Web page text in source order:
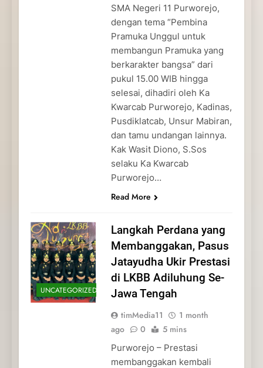
SMA Negeri 11 Purworejo,
dengan tema “Pembina
Pramuka Unggul untuk
membangun Pramuka yang
berkarakter bangsa” dari
pukul 15.00 WIB hingga
selesai, dihadiri oleh Ka
Kwarcab Purworejo, Kadinas,
Pusdiklatcab, Unsur Mabiran,
dan tamu undangan lainnya.
Kak Wasit Diono, S.Sos
selaku Ka Kwarcab
Purworejo…
Read More
UNCATEGORIZED
Langkah Perdana yang
Membanggakan, Pasus
Jatayudha Ukir Prestasi
di LKBB Adiluhung Se-
Jawa Tengah
timMedia11
1 month
ago
0 5 mins
Purworejo – Prestasi
membanggakan kembali